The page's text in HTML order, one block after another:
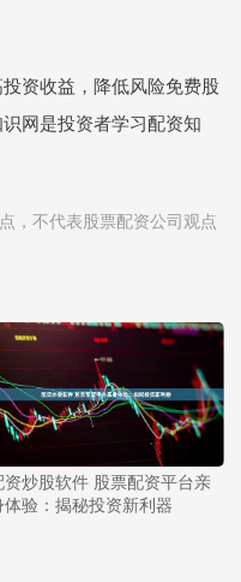
资收益，降低风险免费股
网是投资者学习配资知
，不代表股票配资公司观点
资炒股软件 股票配资平台亲
体验：揭秘投资新利器